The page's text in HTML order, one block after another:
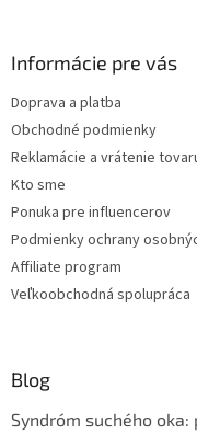
Informácie pre vás
Doprava a platba
Obchodné podmienky
Reklamácie a vrátenie
Kto sme
Ponuka pre influencerov
Podmienky ochrany
Affiliate program
Veľkoobchodná spolupráca
Blog
Syndróm suchého